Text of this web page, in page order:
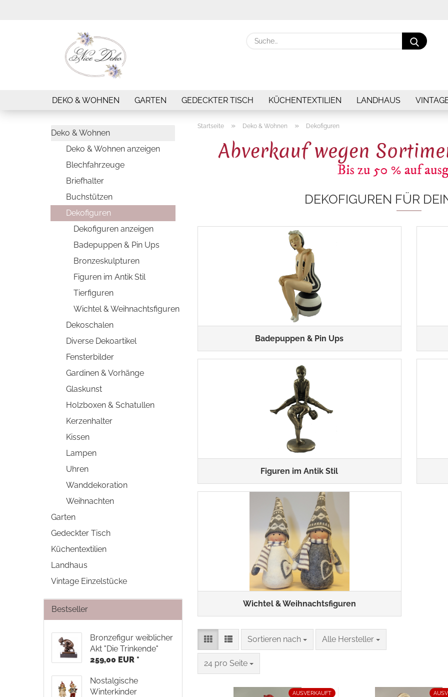
DEKO & WOHNEN GARTEN GEDECKTER TISCH KÜCHENTEXTILIEN LANDHAUS
Startseite » Deko & Wohnen » Dekofiguren
DEKOFIGUREN FÜR
Badepuppen & Pin Ups
Figuren im Antik Stil
Wichtel & Weihnachtsfiguren
Sortieren nach
Sortieren nach Alle Hersteller
pro Seite
24 pro Seite
pro Seite
AUSVERKAUFT
Deko & Wohnen
Deko & Wohnen anzeigen
Blechfahrzeuge
Briefhalter
Buchstützen
Dekofiguren
Dekofiguren anzeigen
Badepuppen & Pin Ups
Bronzeskulpturen
Figuren im Antik Stil
Tierfiguren
Wichtel & Weihnachtsfiguren
Dekoschalen
Diverse Dekoartikel
Fensterbilder
Gardinen & Vorhänge
Glaskunst
Holzboxen & Schatullen
Kerzenhalter
Kissen
Lampen
Uhren
Wanddekoration
Weihnachten
Garten
Gedeckter Tisch
Küchentextilien
Landhaus
Vintage Einzelstücke
Bestseller
Bronzefigur weiblicher
Akt "Die Trinkende"
259,00 EUR *
Nostalgische
Winterkinder